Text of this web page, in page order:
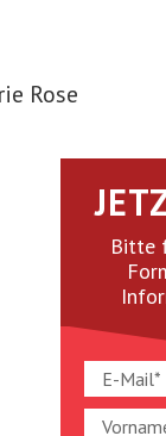
Rose
Bitte